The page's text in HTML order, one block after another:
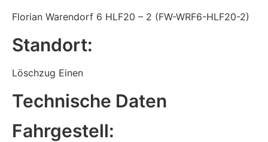
Florian Warendorf 6 HLF20 – 2 (FW-WRF6-HLF20-2)
Standort:
Löschzug Einen
Technische Daten
Fahrgestell:​